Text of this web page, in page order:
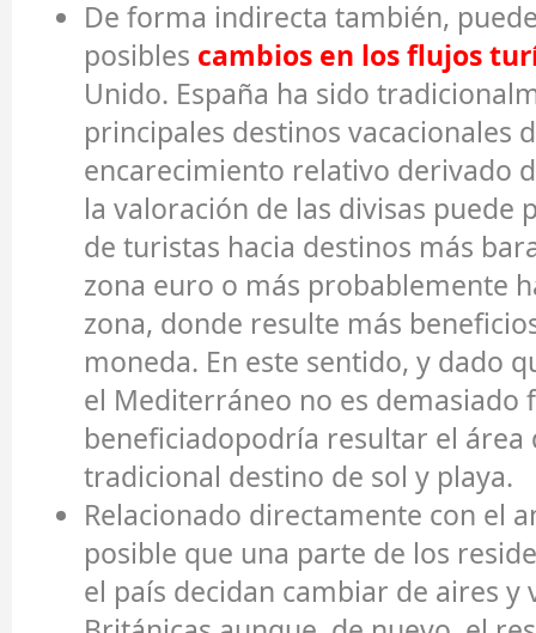
De forma indirecta también,
posibles cambios en los flujos
Unido. España ha sido
principales destinos vacacionales
encarecimiento relativo derivado
la valoración de las divisas puede
de turistas hacia destinos más
zona euro o más probablemente
zona, donde resulte más
moneda. En este sentido, y dado
el Mediterráneo no es demasiado
beneficiadopodría resultar el área
tradicional destino de sol y playa.
Relacionado directamente con el
posible que una parte de los
el país decidan cambiar de aires y